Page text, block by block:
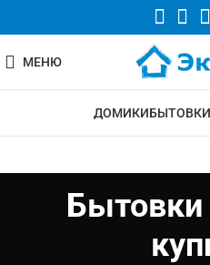
МЕНЮ
ДОМИКИБЫТОВКИ
Бытовки